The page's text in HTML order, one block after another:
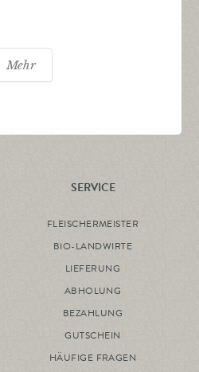
Mehr
SERVICE
FLEISCHERMEISTER
BIO-LANDWIRTE
LIEFERUNG
ABHOLUNG
BEZAHLUNG
GUTSCHEIN
HÄUFIGE FRAGEN